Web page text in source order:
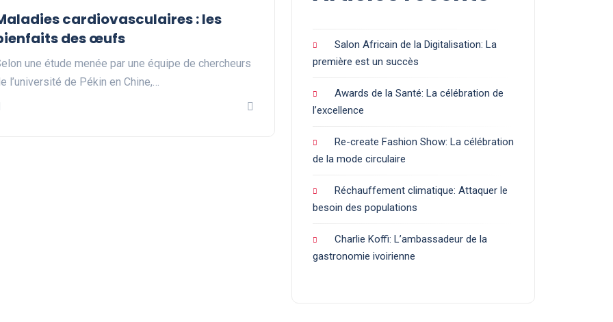
cardiovasculaires : les
des œufs
une étude menée par une équipe de chercheurs
l’université de Pékin en Chine,…
Salon Africain de la Digitalisation: La
première est un succès
Awards de la Santé: La célébration de
l’excellence
Re-create Fashion Show: La célébration
de la mode circulaire
Réchauffement climatique: Attaquer le
besoin des populations
Charlie Koffi: L’ambassadeur de la
gastronomie ivoirienne